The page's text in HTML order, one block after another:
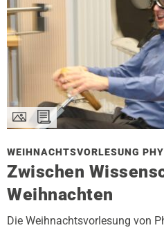
WEIHNACHTSVORLESUNG
Zwischen
Weihnachten
Die Weihnachtsvorlesung von